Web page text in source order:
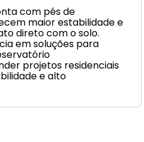
com pés de
maior estabilidade e
direto com o solo.
em soluções para
projetos residenciais
e alto